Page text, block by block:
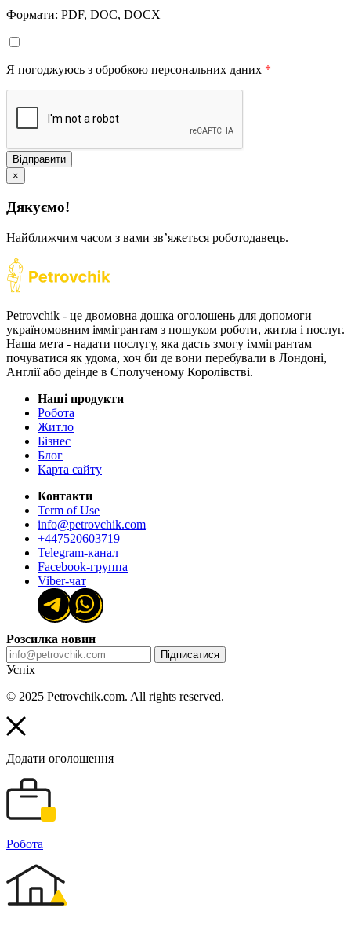
Формати: PDF, DOC, DOCX
Я погоджуюсь з обробкою персональних даних *
Відправити
×
Дякуємо!
Найближчим часом з вами звʼяжеться роботодавець.
Petrovchik - це двомовна дошка оголошень для допомоги
україномовним іммігрантам з пошуком роботи, житла і послуг.
Наша мета - надати послугу, яка дасть змогу іммігрантам
почуватися як удома, хоч би де вони перебували в Лондоні,
Англії або деінде в Сполученому Королівстві.
Наші продукти
Робота
Житло
Бізнес
Блог
Карта сайту
Контакти
Term of Use
info@petrovchik.com
+447520603719
Telegram-канал
Facebook-группа
Viber-чат
Розсилка новин
Підписатися
Успіх
© 2025 Petrovchik.com. All rights reserved.
Додати оголошення
Робота